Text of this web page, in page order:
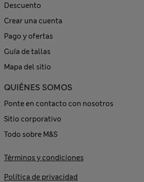
Descuento
Crear una cuenta
Pago y ofertas
Guía de tallas
Mapa del sitio
QUIÉNES SOMOS
Ponte en contacto con nosotros
Sitio corporativo
Todo sobre M&S
Términos y condiciones
Política de privacidad